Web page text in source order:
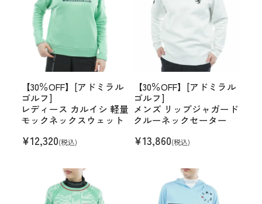
【30％OFF】[アドミラル
ゴルフ]
レディース カルイシ 軽量
モックネックスウェット
¥12,320(税込)
【30％OFF】[アドミラル
ゴルフ]
メンズ リップジャガード
クルーネックセーター
¥13,860(税込)